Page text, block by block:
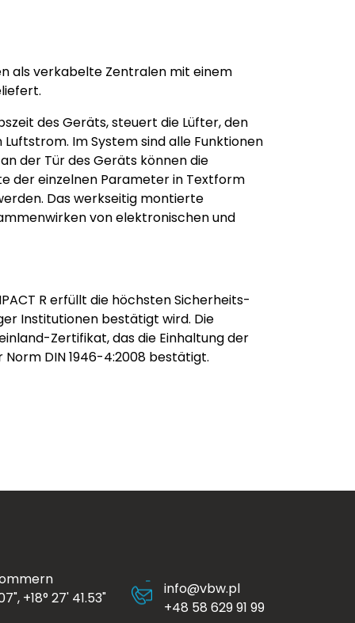
als verkabelte Zentralen mit einem
des Geräts, steuert die Lüfter, den
Im System sind alle Funktionen
der Tür des Geräts können die
der einzelnen Parameter in Textform
Das werkseitig montierte
von elektronischen und
R erfüllt die höchsten Sicherheits-
Institutionen bestätigt wird. Die
Zertifikat, das die Einhaltung der
DIN 1946-4:2008 bestätigt.
+18° 27' 41.53"
info@vbw.pl
+48 58 629 91 99